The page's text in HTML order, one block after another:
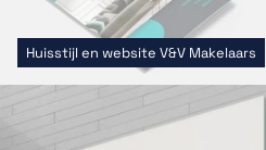
Huisstijl en website V&V Makelaars